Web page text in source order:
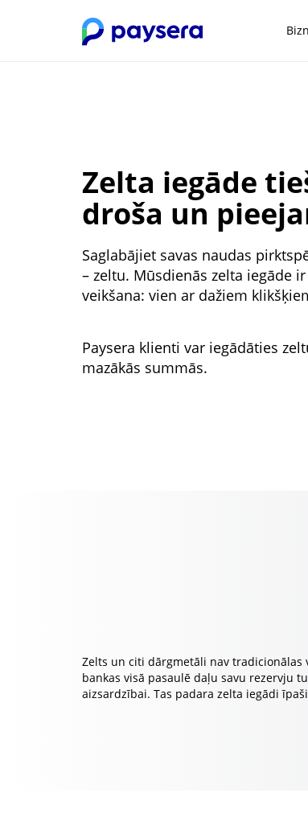
Zelta iegāde
droša un
Saglabājiet savas naudas
– zeltu. Mūsdienās zelta iegāde
veikšana: vien ar dažiem
Paysera klienti var iegādāties
mazākās summās.
Zelts un citi dārgmetāli nav tradicionālas
bankas visā pasaulē daļu savu rezervju
aizsardzībai. Tas padara zelta iegādi